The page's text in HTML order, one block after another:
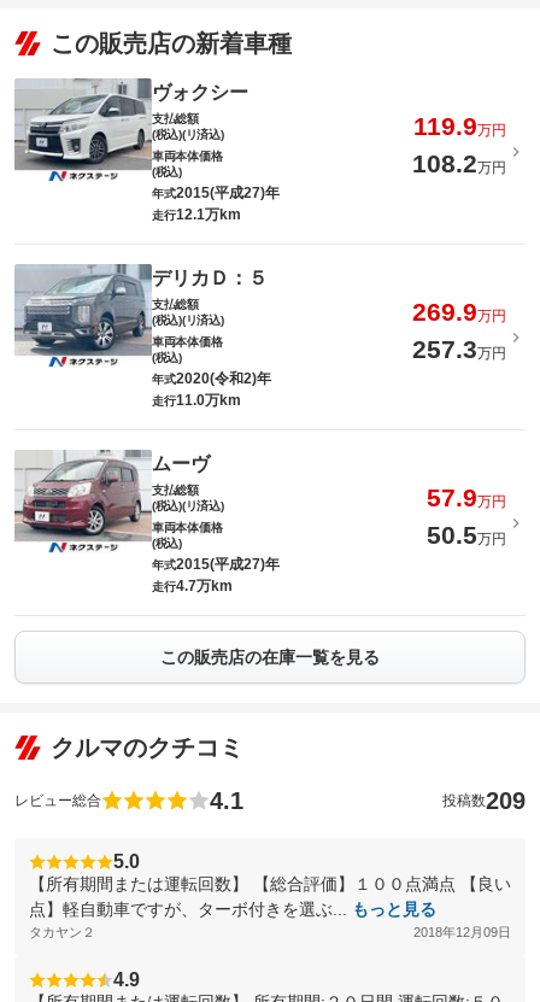
この販売店の新着車種
ヴォクシー
支払総額
(税込)(リ済込)
119.9万円
車両本体価格
(税込)
108.2万円
年式2015(平成27)年
走行12.1万km
デリカＤ：５
支払総額
(税込)(リ済込)
269.9万円
車両本体価格
(税込)
257.3万円
年式2020(令和2)年
走行11.0万km
ムーヴ
支払総額
(税込)(リ済込)
57.9万円
車両本体価格
(税込)
50.5万円
年式2015(平成27)年
走行4.7万km
この販売店の在庫一覧を見る
クルマのクチコミ
レビュー総合 4.1 投稿数209
5.0
【所有期間または運転回数】 【総合評価】１００点満点 【良い
点】軽自動車ですが、ターボ付きを選ぶ...
もっと見る
タカヤン２ 2018年12月09日
4.9